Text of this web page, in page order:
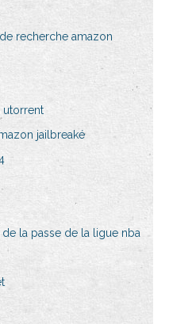
recherche amazon
utorrent
jailbreaké
la passe de la ligue nba